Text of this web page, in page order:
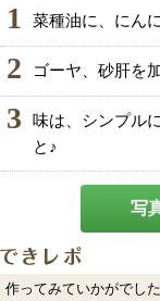
1 菜種油に、にん
2 ゴーヤ、砂肝を
3
味は、シンプル
と♪
写
作ってみていかがでし